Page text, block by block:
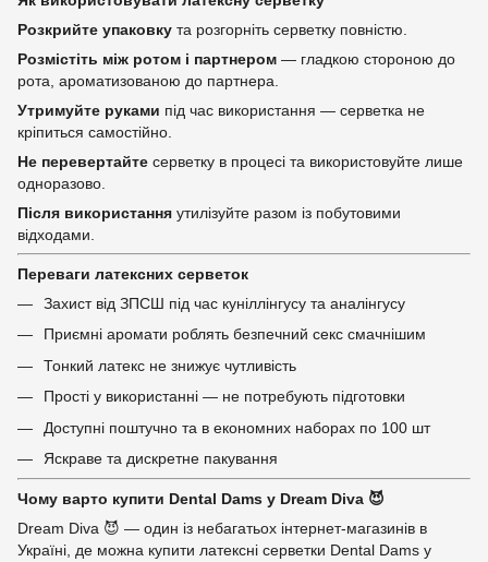
Розкрийте упаковку та розгорніть серветку повністю.
Розмістіть між ротом і партнером — гладкою стороною до
рота, ароматизованою до партнера.
Утримуйте руками під час використання — серветка не
кріпиться самостійно.
Не перевертайте серветку в процесі та використовуйте лише
одноразово.
Після використання утилізуйте разом із побутовими
відходами.
Переваги латексних серветок
Захист від ЗПСШ під час куніллінгусу та аналінгусу
Приємні аромати роблять безпечний секс смачнішим
Тонкий латекс не знижує чутливість
Прості у використанні — не потребують підготовки
Доступні поштучно та в економних наборах по 100 шт
Яскраве та дискретне пакування
Чому варто купити Dental Dams у Dream Diva 😈
Dream Diva 😈 — один із небагатьох інтернет-магазинів в
Україні, де можна купити латексні серветки Dental Dams у